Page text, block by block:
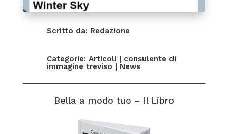
Scritto da: Redazione
Categorie: Articoli | consulente di
immagine treviso | News
Bella a modo tuo – Il Libro